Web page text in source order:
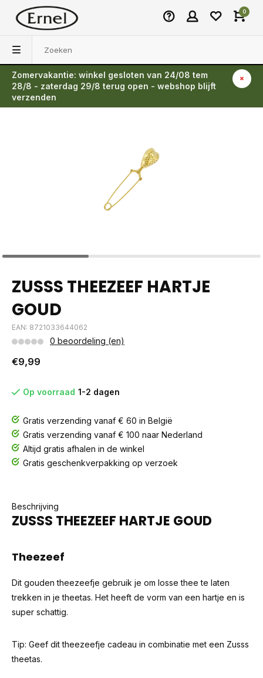
0
Zomervakantie: winkel gesloten van 24/08 tem
28/8 - zaterdag 29/8 terug open - webshop blijft
verzenden
Terug
ZUSSS THEEZEEF HARTJE
GOUD
EAN: 8721033644062
0 beoordeling (en)
€9,99
Op voorraad 1-2 dagen
Gratis verzending vanaf € 60 in België
Gratis verzending vanaf € 100 naar Nederland
Altijd gratis afhalen in de winkel
Gratis geschenkverpakking op verzoek
Beschrijving
ZUSSS THEEZEEF HARTJE GOUD
Theezeef
Dit gouden theezeefje gebruik je om losse thee te laten
trekken in je theetas. Het heeft de vorm van een hartje en is
super schattig.
Tip: Geef dit theezeefje cadeau in combinatie met een Zusss
theetas.